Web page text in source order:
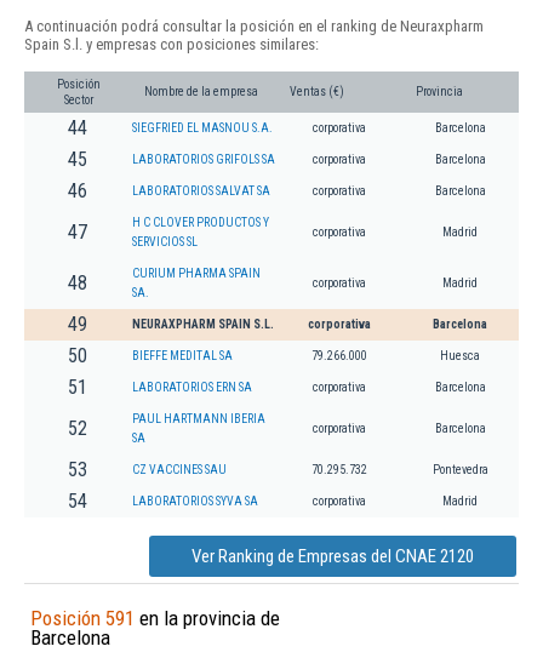
A continuación podrá consultar la posición en el ranking de Neuraxpharm
Spain S.l. y empresas con posiciones similares:
Posición
Sector
Nombre de la empresa Ventas (€) Provincia
44 SIEGFRIED EL MASNOU S.A. corporativa Barcelona
45 LABORATORIOS GRIFOLS SA corporativa Barcelona
46 LABORATORIOS SALVAT SA corporativa Barcelona
47
H C CLOVER PRODUCTOS Y
SERVICIOS SL
corporativa Madrid
48
CURIUM PHARMA SPAIN
SA.
corporativa Madrid
49 NEURAXPHARM SPAIN S.L. corporativa Barcelona
50 BIEFFE MEDITAL SA 79.266.000 Huesca
51 LABORATORIOS ERN SA corporativa Barcelona
52
PAUL HARTMANN IBERIA
SA
corporativa Barcelona
53 CZ VACCINES SAU 70.295.732 Pontevedra
54 LABORATORIOS SYVA SA corporativa Madrid
Ver Ranking de Empresas del CNAE 2120
Posición 591 en la provincia de
Barcelona